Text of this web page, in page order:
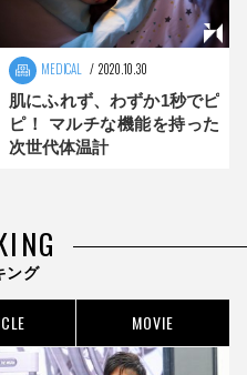
MEDICAL 2020.10.30
肌にふれず、わずか1秒でピ
ピ！ マルチな機能を持った
次世代体温計
ング
MOVIE